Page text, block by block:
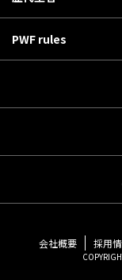
PWF rules
会社概要 採用